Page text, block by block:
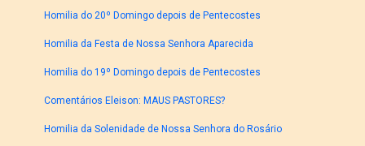
Homilia do 20º Domingo depois de Pentecostes
Homilia da Festa de Nossa Senhora Aparecida
Homilia do 19º Domingo depois de Pentecostes
Comentários Eleison: MAUS PASTORES?
Homilia da Solenidade de Nossa Senhora do Rosário